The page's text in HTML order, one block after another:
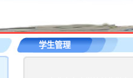
学生管理